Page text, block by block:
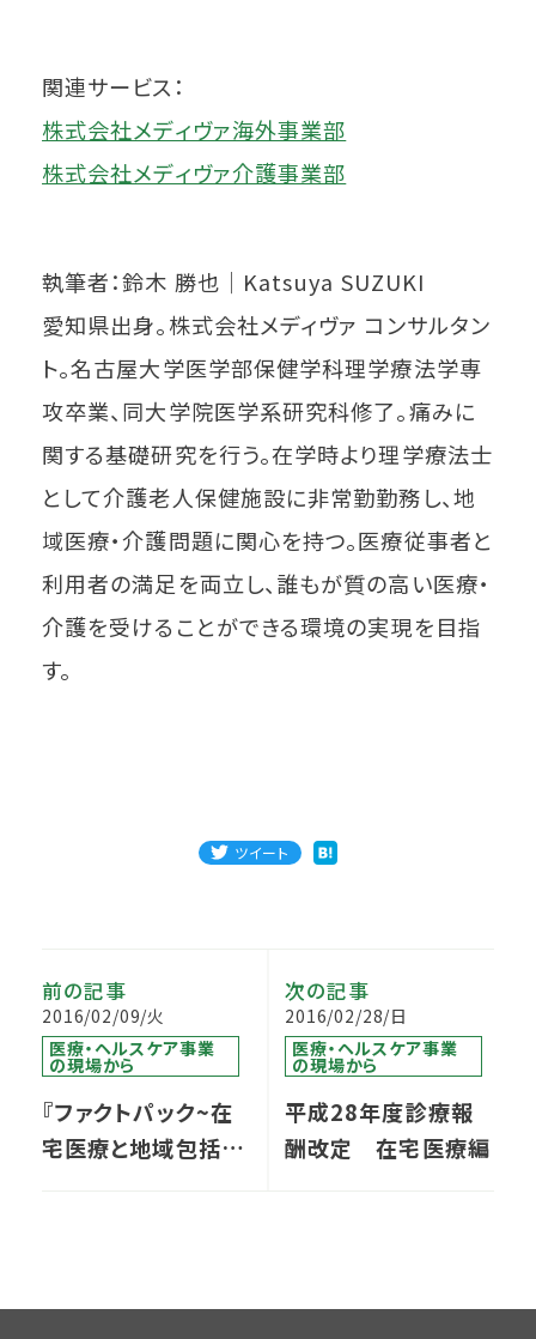
関連サービス：
株式会社メディヴァ海外事業部
株式会社メディヴァ介護事業部
執筆者：鈴木 勝也│Katsuya SUZUKI
愛知県出身。株式会社メディヴァ コンサルタン
ト。名古屋大学医学部保健学科理学療法学専
攻卒業、同大学院医学系研究科修了。痛みに
関する基礎研究を行う。在学時より理学療法士
として介護老人保健施設に非常勤勤務し、地
域医療・介護問題に関心を持つ。医療従事者と
利用者の満足を両立し、誰もが質の高い医療・
介護を受けることができる環境の実現を目指
す。
ツイート
前の記事
2016/02/09/火
医療・ヘルスケア事業
の現場から
『ファクトパック~在
宅医療と地域包括ケ
次の記事
2016/02/28/日
医療・ヘルスケア事業
の現場から
平成28年度診療報
酬改定 在宅医療編